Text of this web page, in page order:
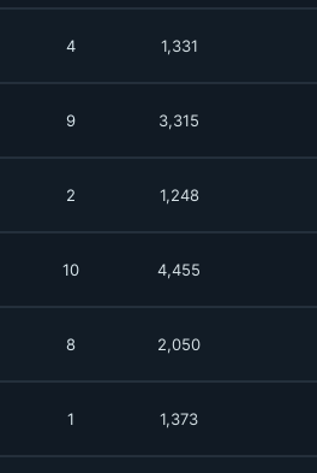
4 1,331
9 3,315
2 1,248
10 4,455
8 2,050
1 1,373